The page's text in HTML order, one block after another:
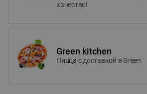
качество!
Green kitchen
Пицца c доставкой в Green